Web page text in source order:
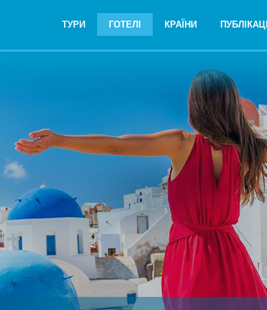
ТУРИ ГОТЕЛІ КРАЇНИ ПУБЛІКАЦІЇ